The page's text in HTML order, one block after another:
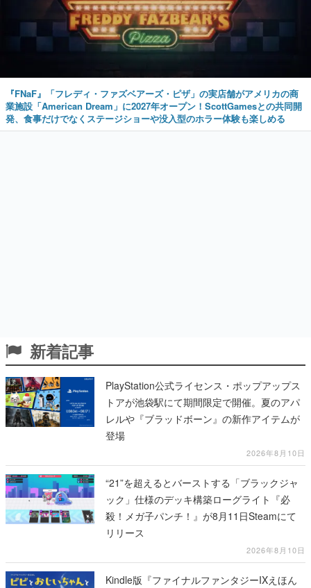
『FNaF』「フレディ・ファズベアーズ・ピザ」の実店舗がアメリカの商
業施設「American Dream」に2027年オープン！ScottGamesとの共同開
発、食事だけでなくステージショーや没入型のホラー体験も楽しめる
新着記事
PlayStation公式ライセンス・ポップアップス
トアが池袋駅にて期間限定で開催。夏のアパ
レルや『ブラッドボーン』の新作アイテムが
登場
2026年8月10日
“21”を超えるとバーストする「ブラックジャ
ック」仕様のデッキ構築ローグライト『必
殺！メガ子パンチ！』が8月11日Steamにて
リリース
2026年8月10日
Kindle版『ファイナルファンタジーIXえほん